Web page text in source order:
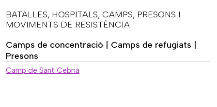
BATALLES, HOSPITALS, CAMPS, PRESONS I
MOVIMENTS DE RESISTÈNCIA
Camps de concentració | Camps de refugiats |
Presons
Camp de Sant Cebrià